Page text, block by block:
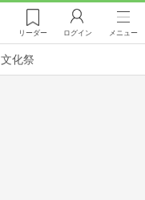
リーダー ログイン メニュー
文化祭